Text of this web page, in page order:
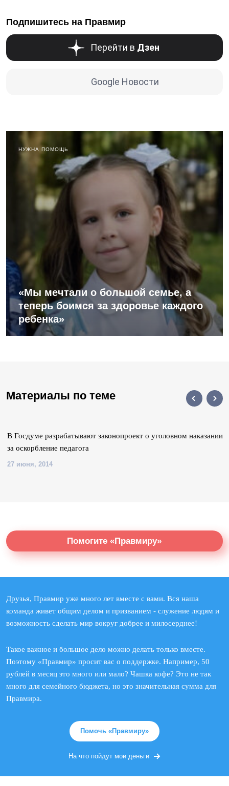
Подпишитесь на Правмир
Перейти в Дзен
Google Новости
НУЖНА ПОМОЩЬ
«Мы мечтали о большой семье, а
теперь боимся за здоровье каждого
ребенка»
Материалы по теме
В Госдуме разрабатывают законопроект о уголовном наказании
за оскорбление педагога
27 июня, 2014
Помогите «Правмиру»
Друзья, Правмир уже много лет вместе с вами. Вся наша
команда живет общим делом и призванием - служение людям и
возможность сделать мир вокруг добрее и милосерднее!
Такое важное и большое дело можно делать только вместе.
Поэтому «Правмир» просит вас о поддержке. Например, 50
рублей в месяц это много или мало? Чашка кофе? Это не так
много для семейного бюджета, но это значительная сумма для
Правмира.
Помочь «Правмиру»
На что пойдут мои деньги